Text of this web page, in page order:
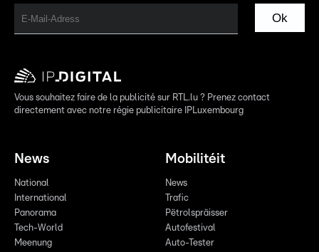
Ok
Vous souhaitez faire de la publicité sur RTL.lu ? Prenez contact
directement avec notre régie publicitaire IPLuxembourg
News
National
International
Panorama
Tech-World
Meenung
Mobilitéit
News
Trafic
Pëtrolspräisser
Autofestival
Auto-Tester